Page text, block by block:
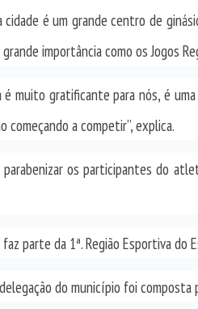
cidade é um grande centro de
importância como os Jogos
é muito gratificante para nós, é
começando a competir”, explica.
parabenizar os participantes do
faz parte da 1ª. Região Esportiva
do município foi